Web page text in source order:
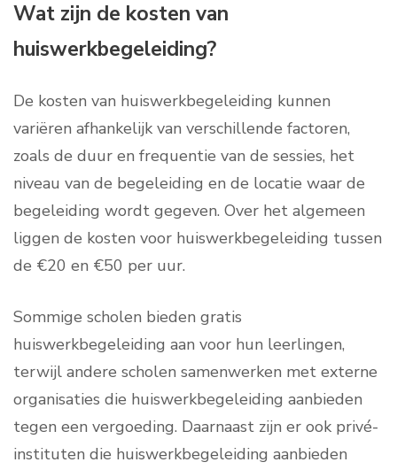
Wat zijn de kosten van
huiswerkbegeleiding?
De kosten van huiswerkbegeleiding kunnen
variëren afhankelijk van verschillende factoren,
zoals de duur en frequentie van de sessies, het
niveau van de begeleiding en de locatie waar de
begeleiding wordt gegeven. Over het algemeen
liggen de kosten voor huiswerkbegeleiding tussen
de €20 en €50 per uur.
Sommige scholen bieden gratis
huiswerkbegeleiding aan voor hun leerlingen,
terwijl andere scholen samenwerken met externe
organisaties die huiswerkbegeleiding aanbieden
tegen een vergoeding. Daarnaast zijn er ook privé-
instituten die huiswerkbegeleiding aanbieden